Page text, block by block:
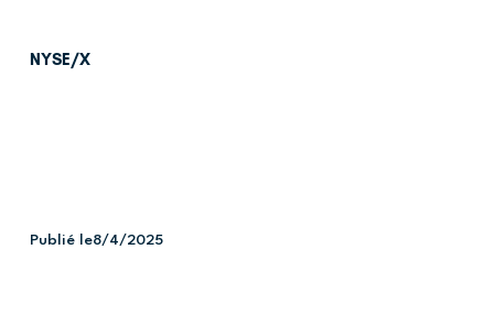
NYSE/X
Publié le8/4/2025